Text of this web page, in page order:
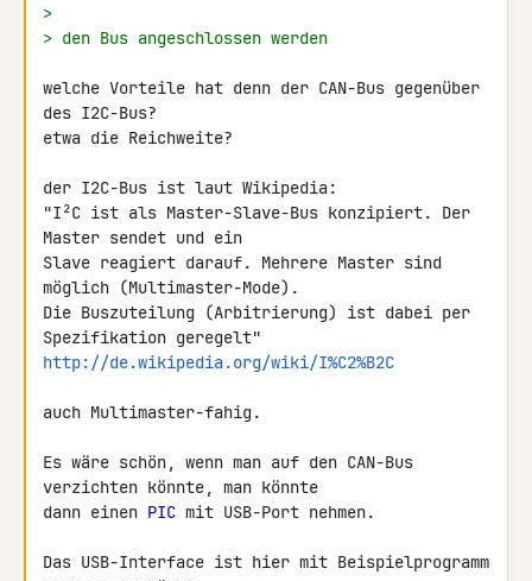
>
> den Bus angeschlossen werden
welche Vorteile hat denn der CAN-Bus gegenüber
des I2C-Bus?
etwa die Reichweite?
der I2C-Bus ist laut Wikipedia:
"I²C ist als Master-Slave-Bus konzipiert. Der
Master sendet und ein
Slave reagiert darauf. Mehrere Master sind
möglich (Multimaster-Mode).
Die Buszuteilung (Arbitrierung) ist dabei per
http://de.wikipedia.org/wiki/I%C2%B2C
auch Multimaster-fahig.
Es wäre schön, wenn man auf den CAN-Bus
verzichten könnte, man könnte
dann einen PIC mit USB-Port nehmen.
Das USB-Interface ist hier mit Beispielprogramm